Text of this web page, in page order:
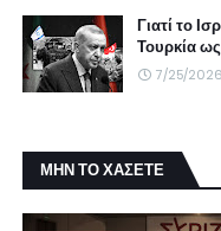
Γιατί το
Τουρκία
7/25/
ΜΗΝ ΤΟ ΧΑΣΕΤΕ